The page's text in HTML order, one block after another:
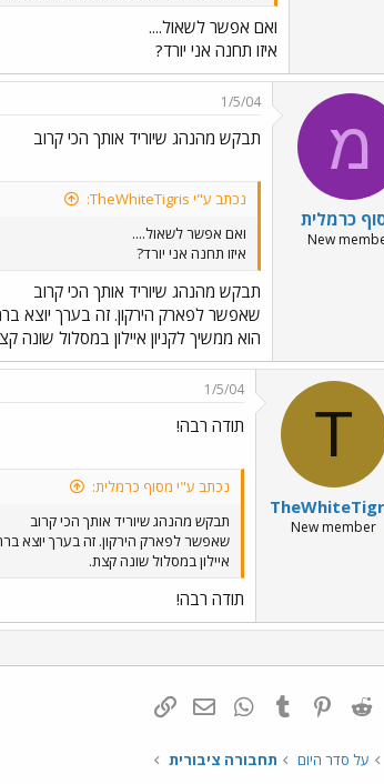
ואם אפשר לשאול....
איזו תחנה אני יורד?
מ
כרמלית
New
1/5/04
תבקש מהנהג שיוריד אותך הכי קרוב
נכתב ע"י TheWhiteTigris:
ואם אפשר לשאול....
איזו תחנה אני יורד?
תבקש מהנהג שיוריד אותך הכי קרוב
שאפשר לפארק הירקון. זה בערך יוצא
הוא ממשיך לקניון איילון במסלול שונה
T
New member
1/5/04
תודה רבה!
נכתב ע"י מסוף כרמלית:
תבקש מהנהג שיוריד אותך הכי קרוב
שאפשר לפארק הירקון. זה בערך יוצא
איילון במסלול שונה קצת.
תודה רבה!
Twitter
Reddit
Pinterest
Tumblr
WhatsAppדואר אלקטרוני
על סדר היום תחבורה ציבורית